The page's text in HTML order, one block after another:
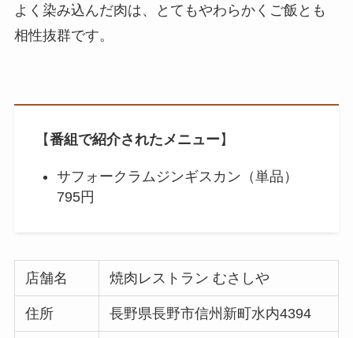
よく染み込んだ肉は、とてもやわらかくご飯とも
相性抜群です。
【番組で紹介されたメニュー 】
サフォークラムジンギスカン（単品）
795円
店舗名 焼肉レストラン むさしや
住所 長野県長野市信州新町水内4394